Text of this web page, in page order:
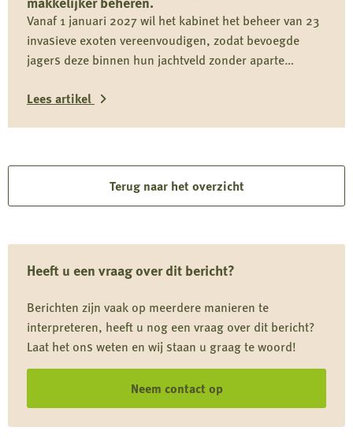
Heeft u een vraag over dit bericht?
Berichten zijn vaak op meerdere manieren te
interpreteren, heeft u nog een vraag over dit bericht?
Laat het ons weten en wij staan u graag te woord!
Neem contact op
populatiebeheer
exoten
dieren
Vanaf 1 januari 2027 wil het kabinet het beheer van 23
invasieve exoten vereenvoudigen, zodat bevoegde
jagers deze binnen hun jachtveld zonder aparte
regels voor jacht en wapengebruik blijven gelden,
Lees artikel
Vanaf
mogen
jagers
invasieve
exoten
Terug naar het overzicht